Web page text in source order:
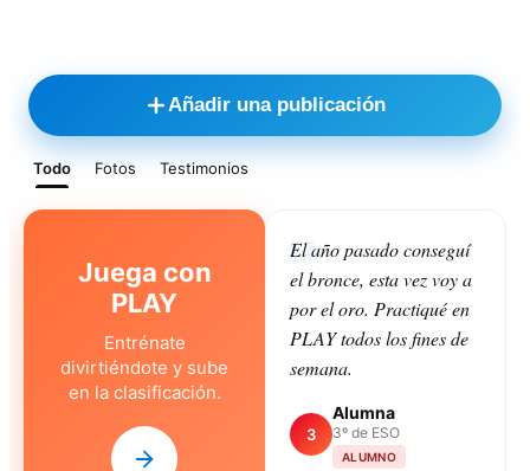
Añadir una publicación
Todo Fotos Testimonios
Juega con
PLAY
Entrénate
divirtiéndote y sube
en la clasificación.
El año pasado conseguí
el bronce, esta vez voy a
por el oro. Practiqué en
PLAY todos los fines de
semana.
3
Alumna
3º de ESO
ALUMNO